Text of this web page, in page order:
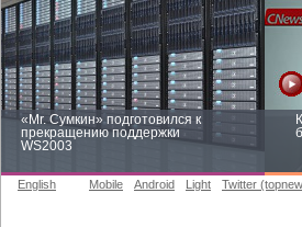
«Mr. Сумкин» подготовился к
прекращению поддержки
WS2003
English Mobile Android Light Twitter